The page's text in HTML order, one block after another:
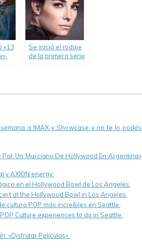
«13
Se inició el rodaje
de la primera serie
a IMAX y Showcase y no te lo podés
Un Marciano De Hollywood En Argentina»
y AXION energy.
en el Hollywood Bowl de Los Angeles.
at the Hollywood Bowl in Los Angeles.
cultura POP más increíbles en Seattle.
Culture experiences to do in Seattle.
«Disfrutar Películas».